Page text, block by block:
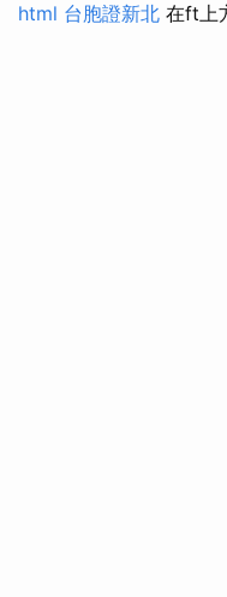
html 台胞證新北 在ft上